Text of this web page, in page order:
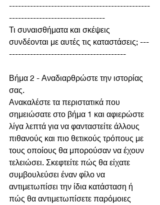
-----------------------------------------------
--------------------------------
Τι συναισθήματα και σκέψεις
συνδέονται με αυτές τις καταστάσεις; ---
---------------------------------------
Βήμα 2 - Αναδιαρθρώστε την ιστορίας
σας.
Ανακαλέστε τα περιστατικά που
σημειώσατε στο βήμα 1 και αφιερώστε
λίγα λεπτά για να φανταστείτε άλλους
πιθανούς και πιο θετικούς τρόπους με
τους οποίους θα μπορούσαν να έχουν
τελειώσει. Σκεφτείτε πώς θα είχατε
συμβουλεύσει έναν φίλο να
αντιμετωπίσει την ίδια κατάσταση ή
πώς θα αντιμετωπίσετε παρόμοιες